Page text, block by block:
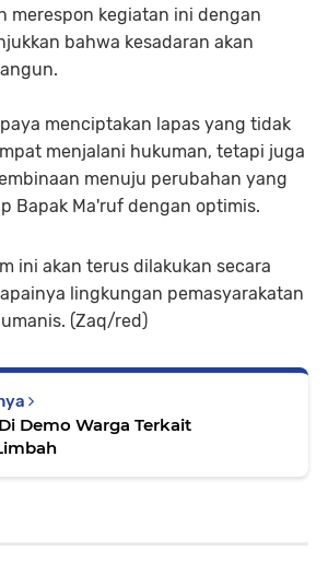
merespon kegiatan ini dengan
bahwa kesadaran akan
menciptakan lapas yang tidak
menjalani hukuman, tetapi juga
menuju perubahan yang
Bapak Ma'ruf dengan optimis.
ini akan terus dilakukan secara
lingkungan pemasyarakatan
(Zaq/red)
Demo Warga Terkait